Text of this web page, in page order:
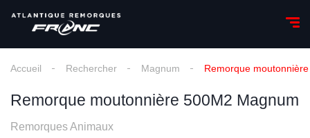
Accueil Rechercher Magnum Remorque
Remorque moutonnière 500M2 Magnum
Remorques Animaux